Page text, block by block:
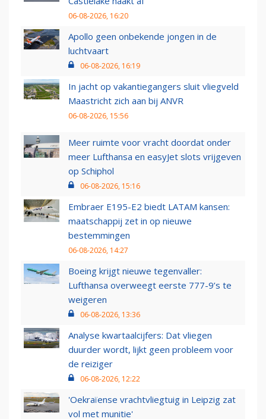
06-08-2026, 16:20
Apollo geen onbekende jongen in de
luchtvaart
06-08-2026, 16:19
In jacht op vakantiegangers sluit vliegveld
Maastricht zich aan bij ANVR
06-08-2026, 15:56
Meer ruimte voor vracht doordat onder
meer Lufthansa en easyJet slots vrijgeven
op Schiphol
06-08-2026, 15:16
Embraer E195-E2 biedt LATAM kansen:
maatschappij zet in op nieuwe
bestemmingen
06-08-2026, 14:27
Boeing krijgt nieuwe tegenvaller:
Lufthansa overweegt eerste 777-9’s te
weigeren
06-08-2026, 13:36
Analyse kwartaalcijfers: Dat vliegen
duurder wordt, lijkt geen probleem voor
de reiziger
06-08-2026, 12:22
'Oekraïense vrachtvliegtuig in Leipzig zat
vol met munitie'